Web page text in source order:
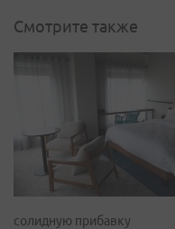
Смотрите также
солидную прибавку